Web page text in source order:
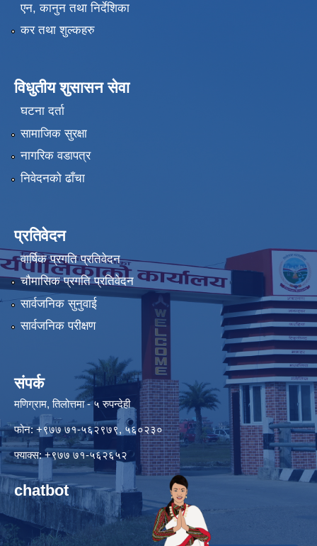
एन, कानुन तथा निर्देशिका
कर तथा शुल्कहरु
विधुतीय शुसासन सेवा
घटना दर्ता
सामाजिक सुरक्षा
नागरिक वडापत्र
निवेदनको ढाँचा
प्रतिवेदन
वार्षिक प्रगति प्रतिवेदन
चौमासिक प्रगति प्रतिवेदन
सार्वजनिक सुनुवाई
सार्वजनिक परीक्षण
संपर्क
मणिग्राम, तिलोत्तमा - ५ रुपन्देही
फोन: +९७७ ७१-५६२९७९, ५६०२३०
फ्याक्स: +९७७ ७१-५६२६५२
chatbot